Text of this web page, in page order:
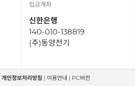
입금계좌
신한은행
140-010-138819
(주)동양전기
개인정보처리방침 | 이용안내 | PC버전